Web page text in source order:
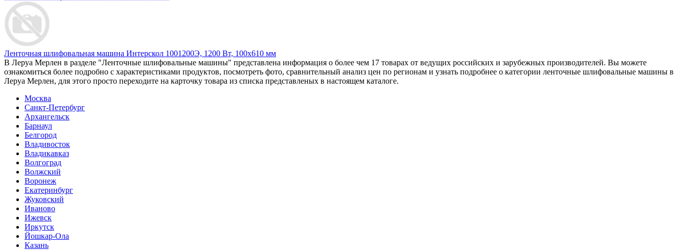
Ленточная шлифовальная машина Интерскол 1001200Э, 1200 Вт, 100х610 мм
В Леруа Мерлен в разделе "Ленточные шлифовальные машины" представлена информация о более чем 17 товарах от ведущих российских и зарубежных производителей. Вы можете
ознакомиться более подробно c характеристиками продуктов, посмотреть фото, сравнительный анализ цен по регионам и узнать подробнее о категории ленточные шлифовальные машины в
Леруа Мерлен, для этого просто переходите на карточку товара из списка представленых в настоящем каталоге.
Москва
Санкт-Петербург
Архангельск
Барнаул
Белгород
Владивосток
Владикавказ
Волгоград
Волжский
Воронеж
Екатеринбург
Жуковский
Иваново
Ижевск
Иркутск
Йошкар-Ола
Казань